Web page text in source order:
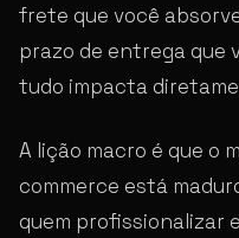
frete que você
prazo de entrega que
tudo impacta
A lição macro é que o
commerce está
quem profissionalizar